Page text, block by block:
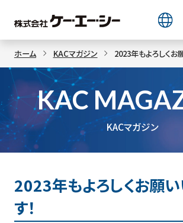
ホーム KACマガジン 2023年もよろしくお
KAC
KACマガジン
2023年もよろしくお願
す！